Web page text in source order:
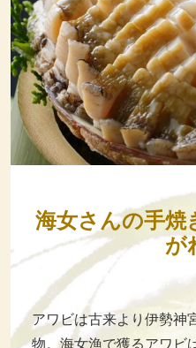
海女さんの手焼
が
アワビは古来より伊勢神
物。海女漁で獲るアワビ